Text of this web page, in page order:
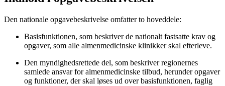
Den nationale opgavebeskrivelse omfatter to hoveddele:
Basisfunktionen, som beskriver de nationalt fastsatte krav og
opgaver, som alle almenmedicinske klinikker skal efterleve.
Den myndighedsrettede del, som beskriver regionernes
samlede ansvar for almenmedicinske tilbud, herunder opgaver
og funktioner, der skal løses ud over basisfunktionen, faglig